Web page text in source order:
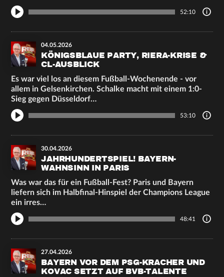
52:10
04.05.2026
KÖNIGSBLAUE PARTY, RIERA-KRISE &
CL-AUSBLICK
Es war viel los an diesem Fußball-Wochenende - vor
allem in Gelsenkirchen. Schalke macht mit einem 1:0-
Sieg gegen Düsseldorf…
53:10
30.04.2026
JAHRHUNDERTSPIEL! BAYERN-
WAHNSINN IN PARIS
Was war das für ein Fußball-Fest? Paris und Bayern
liefern sich im Halbfinal-Hinspiel der Champions League
ein irres…
48:41
27.04.2026
BAYERN VOR DEM PSG-KRACHER UND
KOVAC SETZT AUF BVB-TALENTE